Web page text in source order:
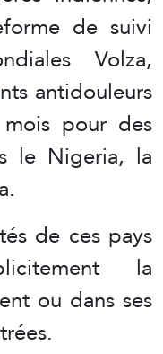
de suivi
Volza,
antidouleurs
pour des
le Nigeria, la
de ces pays
la
ou dans ses